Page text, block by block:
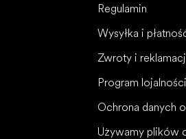
Regulamin
Wysyłka i
Zwroty i
Program
Ochrona danych
Używamy plików